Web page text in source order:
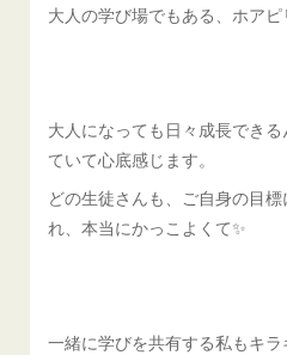
大人の学び場でもある、ホアピ
大人になっても日々成長でき
ていて心底感じます。
どの生徒さんも、ご自身の目
れ、本当にかっこよくて✨
一緒に学びを共有する私もキ